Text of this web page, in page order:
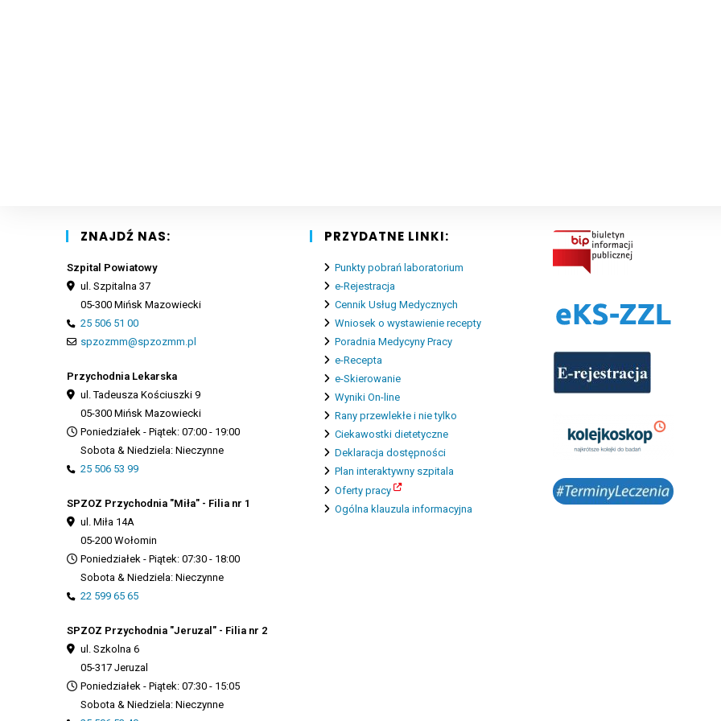
ZNAJDŹ NAS:
Szpital Powiatowy
ul. Szpitalna 37
05-300 Mińsk Mazowiecki
25 506 51 00
spzozmm@spzozmm.pl
Przychodnia Lekarska
ul. Tadeusza Kościuszki 9
05-300 Mińsk Mazowiecki
Poniedziałek - Piątek: 07:00 - 19:00
Sobota & Niedziela: Nieczynne
25 506 53 99
SPZOZ Przychodnia "Miła" - Filia nr 1
ul. Miła 14A
05-200 Wołomin
Poniedziałek - Piątek: 07:30 - 18:00
Sobota & Niedziela: Nieczynne
22 599 65 65
SPZOZ Przychodnia "Jeruzal" - Filia nr 2
ul. Szkolna 6
05-317 Jeruzal
Poniedziałek - Piątek: 07:30 - 15:05
Sobota & Niedziela: Nieczynne
PRZYDATNE LINKI:
Punkty pobrań laboratorium
e-Rejestracja
Cennik Usług Medycznych
Wniosek o wystawienie recepty
Poradnia Medycyny Pracy
e-Recepta
e-Skierowanie
Wyniki On-line
Rany przewlekłe i nie tylko
Ciekawostki dietetyczne
Deklaracja dostępności
Plan interaktywny szpitala
Oferty pracy
Ogólna klauzula informacyjna